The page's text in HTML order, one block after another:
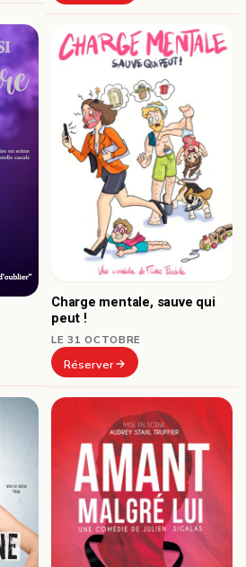
Charge mentale, sauve qui
peut !
LE 31 OCTOBRE
Réserver